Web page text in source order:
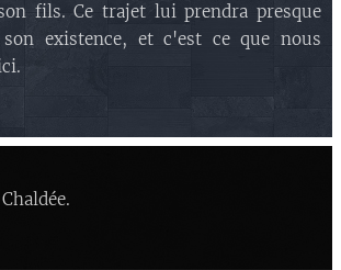
fils. Ce trajet lui prendra presque
existence, et c'est ce que nous